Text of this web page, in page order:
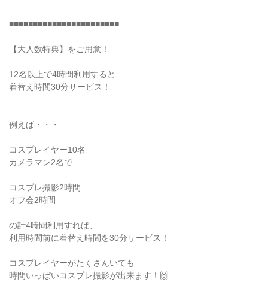
■■■■■■■■■■■■■■■■■■■■■■■
【大人数特典】をご用意！
12名以上で4時間利用すると
着替え時間30分サービス！
例えば・・・
コスプレイヤー10名
カメラマン2名で
コスプレ撮影2時間
オフ会2時間
の計4時間利用すれば、
利用時間前に着替え時間を30分サービス！
コスプレイヤーがたくさんいても
時間いっぱいコスプレ撮影が出来ます！🙌